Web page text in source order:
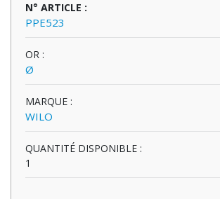
N° ARTICLE :
PPE523
OR :
Ø
MARQUE :
WILO
QUANTITÉ DISPONIBLE :
1